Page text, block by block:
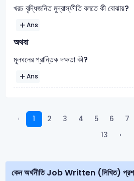
খরচ বৃদ্ধিজনিত মুদ্রাস্ফীতি বলতে কী বোঝায়?
Ans
অথবা
মূলধনের প্রান্তিক দক্ষতা কী?
Ans
‹ 1 2 3 4 5 6 7
13
›
কেন অর্থনীতি Job Written (লিখিত)